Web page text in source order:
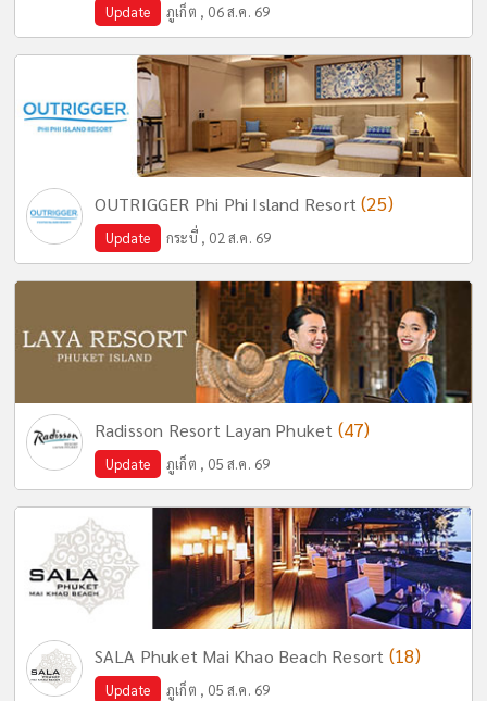
Update ภูเก็ต , 06 ส.ค. 69
OUTRIGGER Phi Phi Island Resort(25)
Update กระบี่ , 02 ส.ค. 69
Radisson Resort Layan Phuket (47)
Update ภูเก็ต , 05 ส.ค. 69
SALA Phuket Mai Khao Beach Resort (18)
Update ภูเก็ต , 05 ส.ค. 69